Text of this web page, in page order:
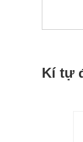
Kí tự